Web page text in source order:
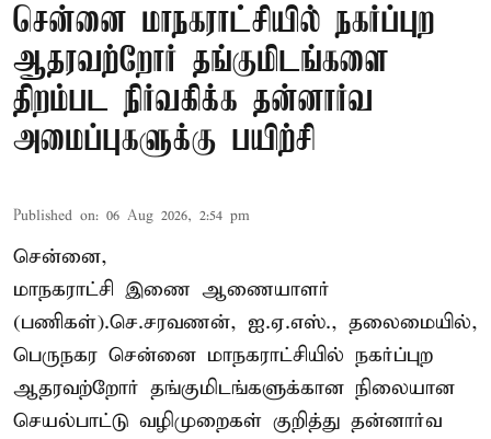
சென்னை மாநகராட்சியில் நகர்ப்புற
ஆதரவற்றோர் தங்குமிடங்களை
திறம்பட நிர்வகிக்க தன்னார்வ
அமைப்புகளுக்கு பயிற்சி
Published on: 06 Aug 2026, 2:54 pm
சென்னை,
மாநகராட்சி இணை ஆணையாளர்
(பணிகள்).செ.சரவணன், ஐ.ஏ.எஸ்., தலைமையில்,
பெருநகர சென்னை மாநகராட்சியில் நகர்ப்புற
ஆதரவற்றோர் தங்குமிடங்களுக்கான நிலையான
செயல்பாட்டு வழிமுறைகள் குறித்து தன்னார்வ